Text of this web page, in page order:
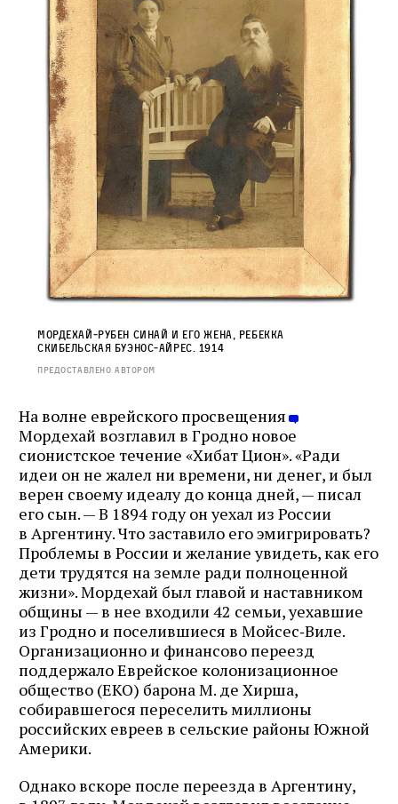
Мордехай‑Рубен Синай и его жена, Ребекка
Скибельская Буэнос‑Айрес. 1914
Предоставлено автором
На волне еврейского просвещения
Мордехай возглавил в Гродно новое
сионистское течение «Хибат Цион». «Ради
идеи он не жалел ни времени, ни денег, и был
верен своему идеалу до конца дней, — писал
его сын. — В 1894 году он уехал из России
в Аргентину. Что заставило его эмигрировать?
Проблемы в России и желание увидеть, как его
дети трудятся на земле ради полноценной
жизни». Мордехай был главой и наставником
общины — в нее входили 42 семьи, уехавшие
из Гродно и поселившиеся в Мойсес‑Виле.
Организационно и финансово переезд
поддержало Еврейское колонизационное
общество (ЕКО) барона М. де Хирша,
собиравшегося переселить миллионы
российских евреев в сельские районы Южной
Америки.
Однако вскоре после переезда в Аргентину,
Журнал ЛЕХАИМ в вашем
email
Подпишитесь на рассылку журнала ЛЕХАИМ и получайте
самые интересные публикации с сайта по электронной